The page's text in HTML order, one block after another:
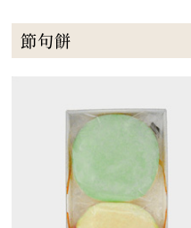
節句餅